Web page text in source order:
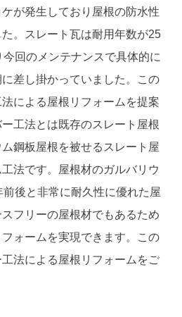
が発生しており屋根の防水性
。スレート瓦は耐用年数が25
回のメンテナンスで具体的に
差し掛かっていました。この
による屋根リフォームを提案
工法とは既存のスレート屋根
鋼板屋根を被せるスレート屋
法です。屋根材のガルバリウ
後と非常に耐久性に優れた屋
フリーの屋根材でもあるため
ォームを実現できます。この
法による屋根リフォームをご